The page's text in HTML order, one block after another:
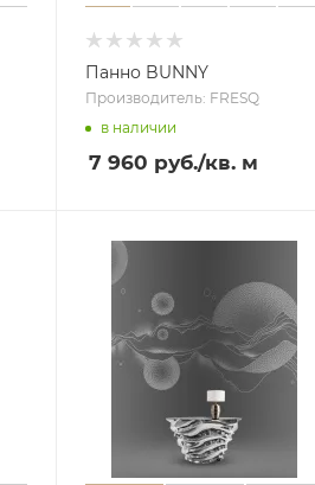
Панно BUNNY
Производитель: FRESQ
в наличии
7 960 руб./кв. м